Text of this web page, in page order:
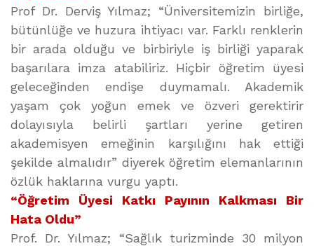
Prof Dr. Derviş Yılmaz; “Üniversitemizin birliğe,
bütünlüğe ve huzura ihtiyacı var. Farklı renklerin
bir arada olduğu ve birbiriyle iş birliği yaparak
başarılara imza atabiliriz. Hiçbir öğretim üyesi
geleceğinden endişe duymamalı. Akademik
yaşam çok yoğun emek ve özveri gerektirir
dolayısıyla belirli şartları yerine getiren
akademisyen emeğinin karşılığını hak ettiği
şekilde almalıdır” diyerek öğretim elemanlarının
özlük haklarına vurgu yaptı.
“Öğretim Üyesi Katkı Payının Kalkması Bir
Hata Oldu”
Prof. Dr. Yılmaz; “Sağlık turizminde 30 milyon